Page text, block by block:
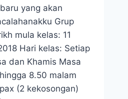
yang akan
Grup
mula kelas: 11
Hari kelas: Setiap
dan Khamis Masa
8.50 malam
(2 kekosongan)